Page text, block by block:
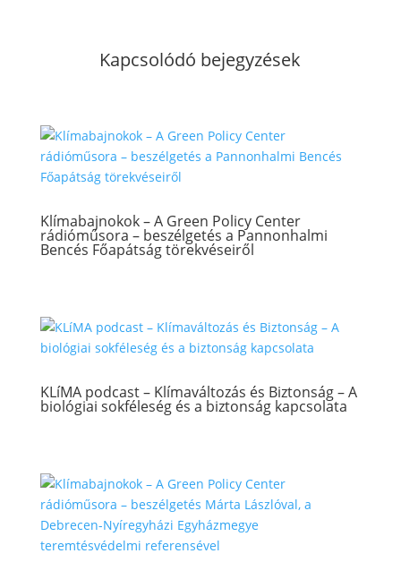
Kapcsolódó bejegyzések
Klímabajnokok – A Green Policy Center
rádióműsora – beszélgetés a Pannonhalmi
Bencés Főapátság törekvéseiről
KLíMA podcast – Klímaváltozás és Biztonság – A
biológiai sokféleség és a biztonság kapcsolata